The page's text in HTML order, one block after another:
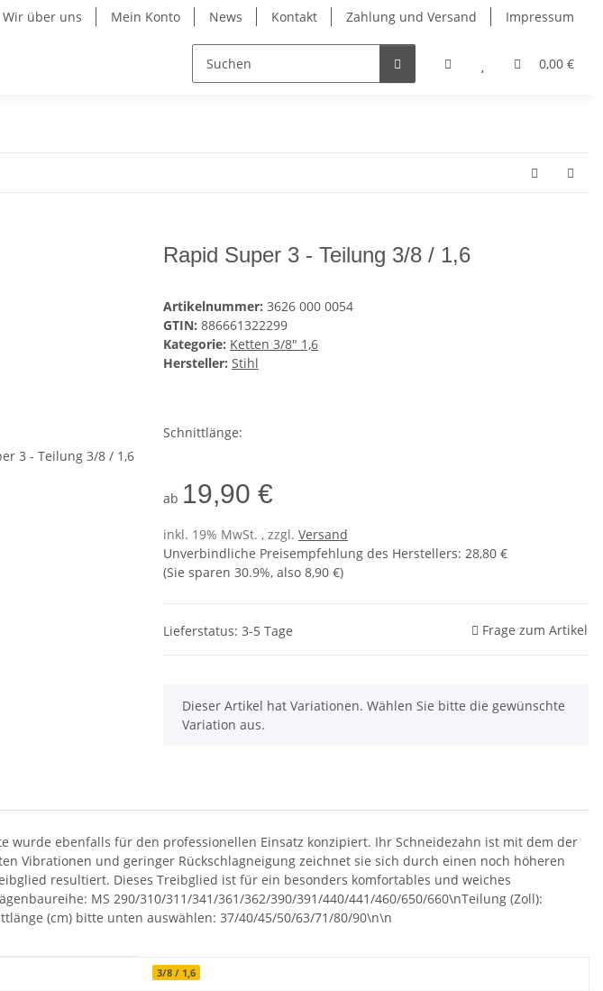
Wir über uns Mein Konto News Kontakt Zahlung und Versand Impressum
0,00 €
Rapid Super 3 - Teilung 3/8 / 1,6
Artikelnummer: 3626 000 0054
GTIN: 886661322299
Kategorie: Ketten 3/8" 1,6
Hersteller: Stihl
Schnittlänge:
ab 19,90 €
inkl. 19% MwSt. , zzgl. Versand
Unverbindliche Preisempfehlung des Herstellers: 28,80 €
(Sie sparen 30.9%, also 8,90 €)
Lieferstatus: 3-5 Tage Frage zum Artikel
x
Dieser Artikel hat Variationen. Wählen Sie bitte die gewünschte
Variation aus.
wurde ebenfalls für den professionellen Einsatz konzipiert. Ihr Schneidezahn ist mit dem der
Vibrationen und geringer Rückschlagneigung zeichnet sie sich durch einen noch höheren
resultiert. Dieses Treibglied ist für ein besonders komfortables und weiches
MS 290/310/311/341/361/362/390/391/440/441/460/650/660\nTeilung (Zoll):
(cm) bitte unten auswählen: 37/40/45/50/63/71/80/90\n\n
3/8 / 1,6